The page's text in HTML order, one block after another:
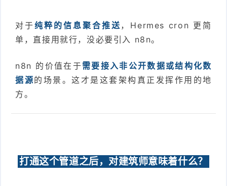
对于纯粹的信息聚合推送 ，Hermes cron 更简
单，直接用就行，没必要引入 n8n。
n8n 的价值在于需要接入非公开数据或结构化数
据源的场景。这才是这套架构真正发挥作用的地
方。
打通这个管道之后，对建筑师意味着什么？